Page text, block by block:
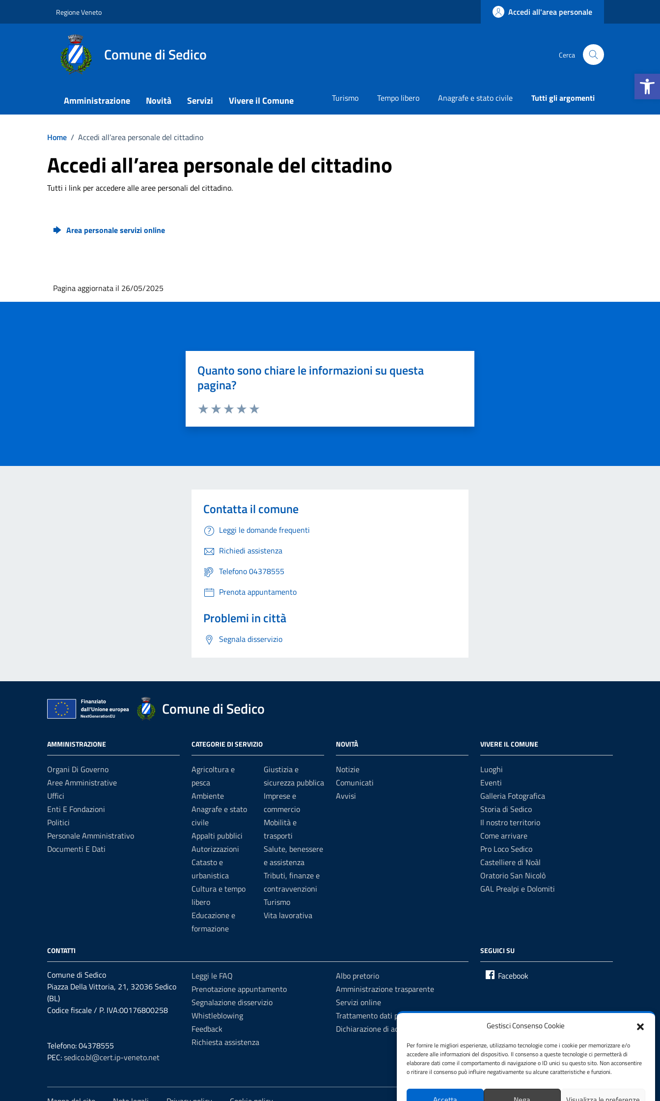
Apri la
Gestisci Consenso Cookie
Per fornire le migliori esperienze, utilizziamo tecnologie come i cookie per memorizzare e/o
accedere alle informazioni del dispositivo. Il consenso a queste tecnologie ci permetterà di
elaborare dati come il comportamento di navigazione o ID unici su questo sito. Non acconsentire
o ritirare il consenso può influire negativamente su alcune caratteristiche e funzioni.
Regione Veneto Accedi all'area personale
Comune di Sedico Cerca
Amministrazione Novità Servizi Vivere il Comune Turismo Tempo libero Anagrafe e stato civile Tutti gli argomenti
Home / Accedi all’area personale del cittadino
Accedi all’area personale del cittadino
Tutti i link per accedere alle aree personali del cittadino.
Area personale servizi online
Pagina aggiornata il 26/05/2025
Quanto sono chiare le informazioni su questa
pagina?
Contatta il comune
Leggi le domande frequenti
Richiedi assistenza
Telefono 04378555
Prenota appuntamento
Problemi in città
Segnala disservizio
Comune di Sedico
AMMINISTRAZIONE
Organi Di Governo
Aree Amministrative
Uffici
Enti E Fondazioni
Politici
Personale Amministrativo
Documenti E Dati
CATEGORIE DI SERVIZIO
Agricoltura e
pesca
Ambiente
Anagrafe e stato
civile
Appalti pubblici
Autorizzazioni
Catasto e
urbanistica
Cultura e tempo
libero
Educazione e
formazione
Giustizia e
sicurezza pubblica
Imprese e
commercio
Mobilità e
trasporti
Salute, benessere
e assistenza
Tributi, finanze e
contravvenzioni
Turismo
Vita lavorativa
NOVITÀ
Notizie
Comunicati
Avvisi
VIVERE IL COMUNE
Luoghi
Eventi
Galleria Fotografica
Storia di Sedico
Il nostro territorio
Come arrivare
Pro Loco Sedico
Castelliere di Noàl
Oratorio San Nicolò
GAL Prealpi e Dolomiti
CONTATTI
Comune di Sedico
Piazza Della Vittoria, 21, 32036 Sedico
(BL)
Codice fiscale / P. IVA:00176800258
Telefono: 04378555
PEC:sedico.bl@cert.ip-veneto.net
Leggi le FAQ
Prenotazione appuntamento
Segnalazione disservizio
Whistleblowing
Feedback
Richiesta assistenza
Albo pretorio
Amministrazione trasparente
Servizi online
Trattamento dati personali
Dichiarazione di accessibilità
SEGUICI SU
Facebook